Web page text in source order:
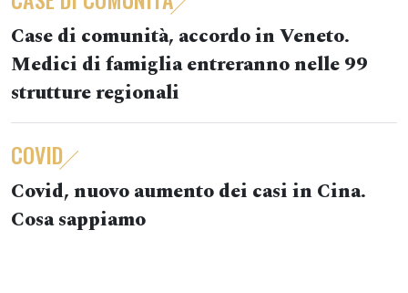
Case di comunità, accordo in Veneto.
Medici di famiglia entreranno nelle 99
strutture regionali
COVID
Covid, nuovo aumento dei casi in Cina.
Cosa sappiamo